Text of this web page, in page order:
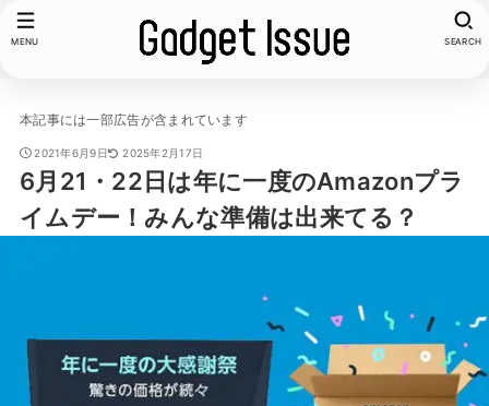
SEARCH
MENU
本記事には一部広告が含まれています
2021年6月9日 2025年2月17日
6月21・22日は年に一度のAmazonプラ
イムデー！みんな準備は出来てる？